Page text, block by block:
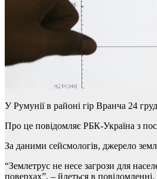
У Румунії в районі гір Вранча 24
Про це повідомляє РБК-Україна з
За даними сейсмологів, джерело
“Землетрус не несе загрози для
поверхах”, – йдеться в повідомленні.